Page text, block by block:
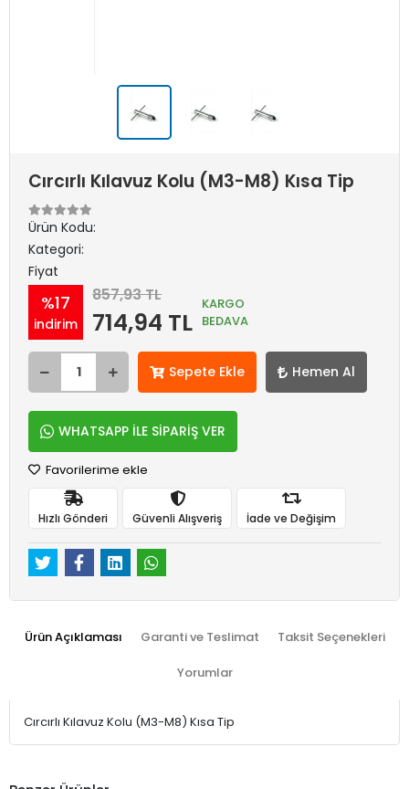
Cırcırlı Kılavuz Kolu (M3-M8) Kısa Tip
Ürün Kodu:
Kategori:
Fiyat
%17
indirim
857,93 TL
714,94 TL
KARGO
BEDAVA
Sepete Ekle Hemen Al
WHATSAPP İLE SİPARİŞ VER
Favorilerime ekle
Hızlı Gönderi Güvenli Alışveriş İade ve Değişim
Ürün Açıklaması Garanti ve Teslimat Taksit Seçenekleri
Yorumlar
Cırcırlı Kılavuz Kolu (M3-M8) Kısa Tip